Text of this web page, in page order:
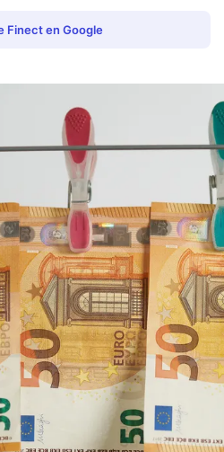
Finect en Google